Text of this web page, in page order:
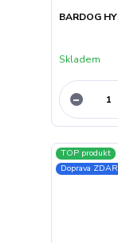
BARDOG
Skladem
TOP produkt
Doprava